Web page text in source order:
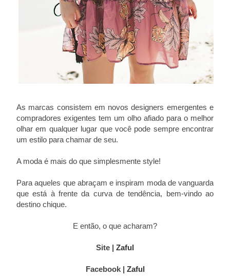
As marcas consistem em novos designers emergentes e
compradores exigentes tem um olho afiado para o melhor
olhar em qualquer lugar que você pode sempre encontrar
um estilo para chamar de seu.
A moda é mais do que simplesmente style!
Para aqueles que abraçam e inspiram moda de vanguarda
que está à frente da curva de tendência, bem-vindo ao
destino chique.
E então, o que acharam?
Site | Zaful
Facebook | Zaful